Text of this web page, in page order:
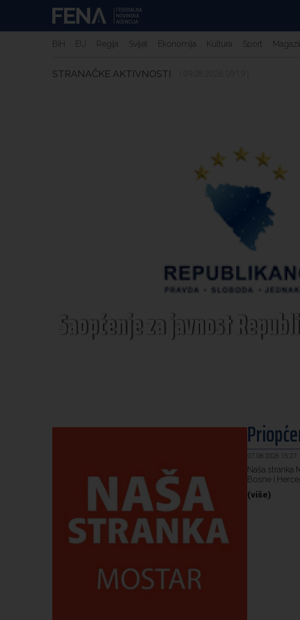
BiH EU Regija Svijet Ekonomija Kultura Sport
STRANAČKE AKTIVNOSTI | 09.08.2026 09:19 |
Saopćenje za javnost
07.08.2026 15:27
Naša stranka
Bosne i
(više)